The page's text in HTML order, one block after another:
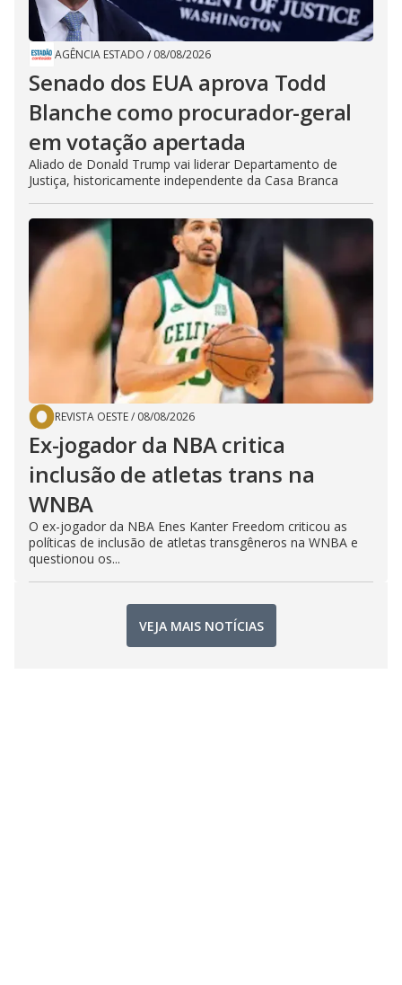
AGÊNCIA ESTADO / 08/08/2026
Senado dos EUA aprova Todd
Blanche como procurador-geral
em votação apertada
Aliado de Donald Trump vai liderar Departamento de
Justiça, historicamente independente da Casa Branca
REVISTA OESTE/ 08/08/2026
Ex-jogador da NBA critica
inclusão de atletas trans na
WNBA
O ex-jogador da NBA Enes Kanter Freedom criticou as
políticas de inclusão de atletas transgêneros na WNBA e
questionou os...
VEJA MAIS NOTÍCIAS